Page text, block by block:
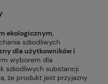
ekologicznym,
szkodliwych
dla użytkowników i
wyborem dla
szkodliwych substancji
że produkt jest przyjazny